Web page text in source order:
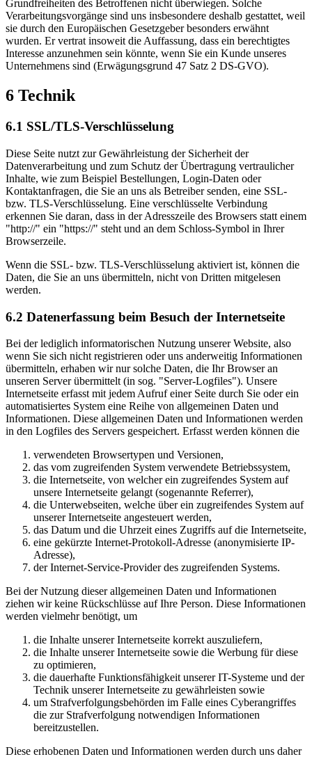
Grundfreiheiten des Betroffenen nicht überwiegen. Solche
Verarbeitungsvorgänge sind uns insbesondere deshalb gestattet, weil
sie durch den Europäischen Gesetzgeber besonders erwähnt
wurden. Er vertrat insoweit die Auffassung, dass ein berechtigtes
Interesse anzunehmen sein könnte, wenn Sie ein Kunde unseres
Unternehmens sind (Erwägungsgrund 47 Satz 2 DS-GVO).
6 Technik
6.1 SSL/TLS-Verschlüsselung
Diese Seite nutzt zur Gewährleistung der Sicherheit der
Datenverarbeitung und zum Schutz der Übertragung vertraulicher
Inhalte, wie zum Beispiel Bestellungen, Login-Daten oder
Kontaktanfragen, die Sie an uns als Betreiber senden, eine SSL-
bzw. TLS-Verschlüsselung. Eine verschlüsselte Verbindung
erkennen Sie daran, dass in der Adresszeile des Browsers statt einem
"http://" ein "https://" steht und an dem Schloss-Symbol in Ihrer
Browserzeile.
Wenn die SSL- bzw. TLS-Verschlüsselung aktiviert ist, können die
Daten, die Sie an uns übermitteln, nicht von Dritten mitgelesen
werden.
6.2 Datenerfassung beim Besuch der Internetseite
Bei der lediglich informatorischen Nutzung unserer Website, also
wenn Sie sich nicht registrieren oder uns anderweitig Informationen
übermitteln, erhaben wir nur solche Daten, die Ihr Browser an
unseren Server übermittelt (in sog. "Server-Logfiles"). Unsere
Internetseite erfasst mit jedem Aufruf einer Seite durch Sie oder ein
automatisiertes System eine Reihe von allgemeinen Daten und
Informationen. Diese allgemeinen Daten und Informationen werden
in den Logfiles des Servers gespeichert. Erfasst werden können die
verwendeten Browsertypen und Versionen,
das vom zugreifenden System verwendete Betriebssystem,
die Internetseite, von welcher ein zugreifendes System auf
unsere Internetseite gelangt (sogenannte Referrer),
die Unterwebseiten, welche über ein zugreifendes System auf
unserer Internetseite angesteuert werden,
das Datum und die Uhrzeit eines Zugriffs auf die Internetseite,
eine gekürzte Internet-Protokoll-Adresse (anonymisierte IP-
Adresse),
der Internet-Service-Provider des zugreifenden Systems.
Bei der Nutzung dieser allgemeinen Daten und Informationen
ziehen wir keine Rückschlüsse auf Ihre Person. Diese Informationen
werden vielmehr benötigt, um
die Inhalte unserer Internetseite korrekt auszuliefern,
die Inhalte unserer Internetseite sowie die Werbung für diese
zu optimieren,
die dauerhafte Funktionsfähigkeit unserer IT-Systeme und der
Technik unserer Internetseite zu gewährleisten sowie
um Strafverfolgungsbehörden im Falle eines Cyberangriffes
die zur Strafverfolgung notwendigen Informationen
bereitzustellen.
Diese erhobenen Daten und Informationen werden durch uns daher